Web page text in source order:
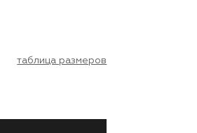
таблица размеров